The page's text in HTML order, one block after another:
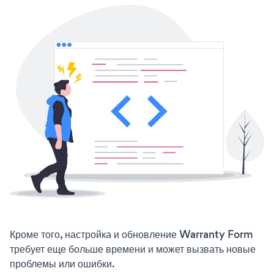
Кроме того, настройка и обновление Warranty Form
требует еще больше времени и может вызвать новые
проблемы или ошибки.